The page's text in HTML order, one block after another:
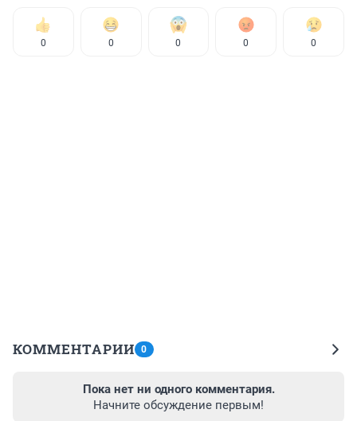
0 0 0 0 0
КОММЕНТАРИИ 0
Пока нет ни одного комментария.
Начните обсуждение первым!